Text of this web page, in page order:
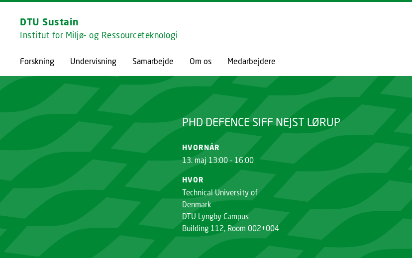
GÅ TIL PRIMÆRT INDHOLD (TRYK ENTER).
DTU Sustain
Institut for Miljø- og Ressourceteknologi
Forskning Undervisning Samarbejde Om os Medarbejdere
PHD DEFENCE SIFF NEJST LØRUP
PHD DEFENCE SIFF NEJST LØRUP
HVORNÅR
13. maj 13:00 - 16:00
HVOR
Technical University of
Denmark
DTU Lyngby Campus
Building 112, Room 002+004